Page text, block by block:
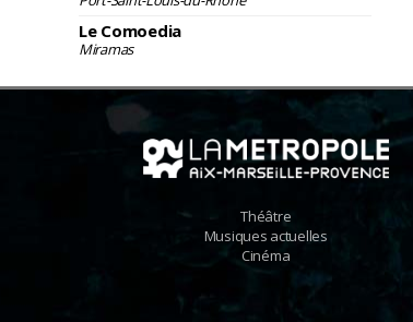
Le Comoedia
Miramas
Théâtre
Musiques actuelles
Cinéma